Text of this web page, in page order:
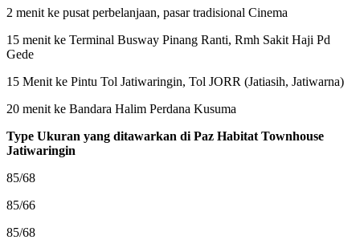
2 menit ke pusat perbelanjaan, pasar tradisional Cinema
15 menit ke Terminal Busway Pinang Ranti, Rmh Sakit Haji Pd
Gede
15 Menit ke Pintu Tol Jatiwaringin, Tol JORR (Jatiasih, Jatiwarna)
20 menit ke Bandara Halim Perdana Kusuma
Type Ukuran yang ditawarkan di Paz Habitat Townhouse
Jatiwaringin
85/68
85/66
85/68